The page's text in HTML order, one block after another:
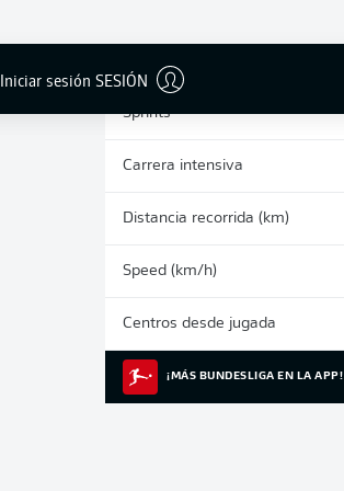
Iniciar sesión SESIÓN
Sprints
Carrera intensiva
Distancia recorrida (km)
Speed (km/h)
Centros desde jugada
¡MÁS BUNDESLIGA EN LA APP!